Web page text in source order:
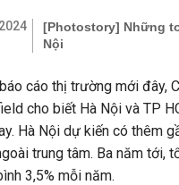
[Photostory] Những
Nội
cáo thị trường mới đây,
cho biết Hà Nội và TP
Hà Nội dự kiến có thêm
trung tâm. Ba năm tới,
3,5% mỗi năm.